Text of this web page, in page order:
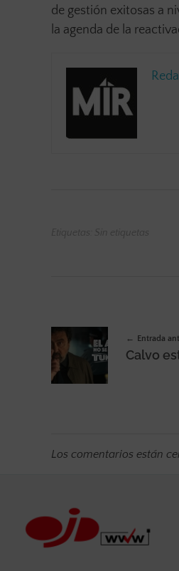
de gestión exitosas a
la agenda de la
Etiquetas: Sin etiquetas
Entrada
Los comentarios están